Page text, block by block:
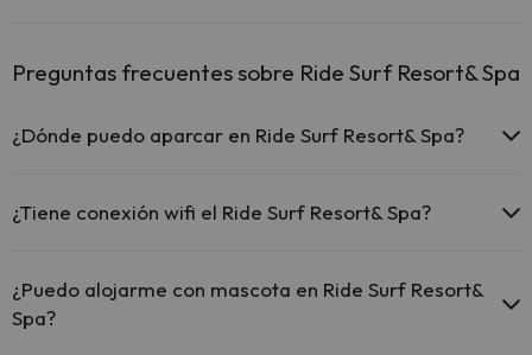
Preguntas frecuentes sobre Ride Surf Resort& Spa
¿Dónde puedo aparcar en Ride Surf Resort& Spa?
aparcamiento (bajo disponibilidad):
Hay zonas de aparcamiento (públicas o privadas) cerca del
alojamiento. Pueden ser de pago.
¿Tiene conexión wifi el Ride Surf Resort& Spa?
¿Puedo alojarme con mascota en Ride Surf Resort&
Spa?